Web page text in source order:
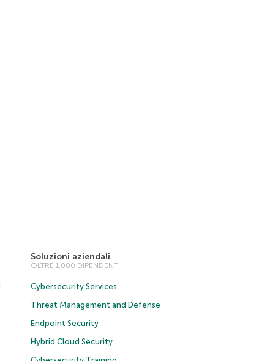
Soluzioni aziendali
OLTRE 1.000 DIPENDENTI
Cybersecurity Services
Threat Management and Defense
Endpoint Security
Hybrid Cloud Security